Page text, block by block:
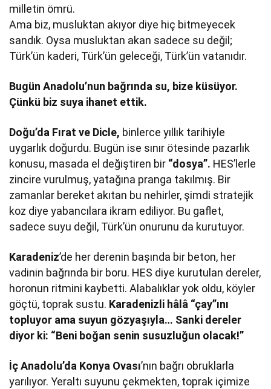
milletin ömrü.
Ama biz, musluktan akıyor diye hiç bitmeyecek
sandık. Oysa musluktan akan sadece su değil;
Türk’ün kaderi, Türk’ün geleceği, Türk’ün vatanıdır.
Bugün Anadolu’nun bağrında su, bize küsüyor.
Çünkü biz suya ihanet ettik.
Doğu’da Fırat ve Dicle, binlerce yıllık tarihiyle
uygarlık doğurdu. Bugün ise sınır ötesinde pazarlık
konusu, masada el değiştiren bir “dosya”. HES’lerle
zincire vurulmuş, yatağına pranga takılmış. Bir
zamanlar bereket akıtan bu nehirler, şimdi stratejik
koz diye yabancılara ikram ediliyor. Bu gaflet,
sadece suyu değil, Türk’ün onurunu da kurutuyor.
Karadeniz’de her derenin başında bir beton, her
vadinin bağrında bir boru. HES diye kurutulan dereler,
horonun ritmini kaybetti. Alabalıklar yok oldu, köyler
göçtü, toprak sustu. Karadenizli hâlâ “çay”ını
topluyor ama suyun gözyaşıyla… Sanki dereler
diyor ki: “Beni boğan senin susuzluğun olacak!”
İç Anadolu’da Konya Ovası’nın bağrı obruklarla
yarılıyor. Yeraltı suyunu çekmekten, toprak içimize